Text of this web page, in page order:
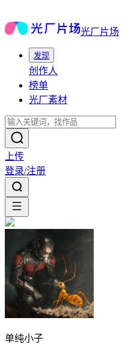
光厂片场
发现
创作人
榜单
光厂素材
上传
登录/注册
单纯小子